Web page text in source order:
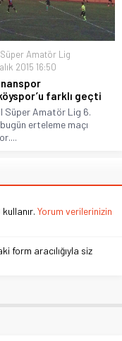
Süper Amatör Lig
2015 16:50
farklı geçti
Süper Amatör Lig 6.
erteleme maçı
Yorum verilerinizin
form aracılığıyla siz